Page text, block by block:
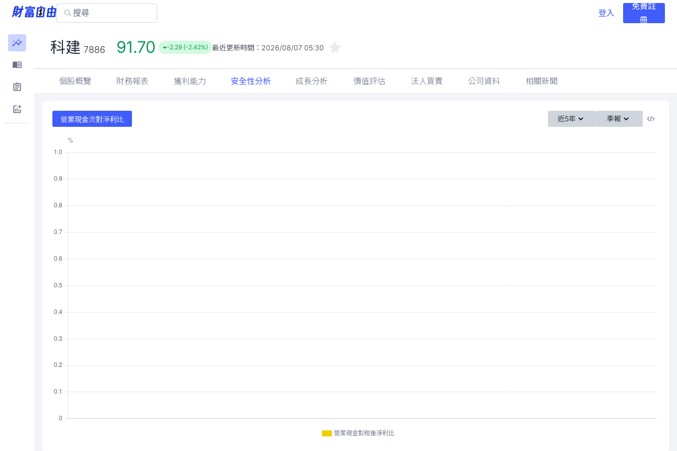
登入
免費註
冊
科建 7886 91.70 -2.29 (-2.42%) 最近更新時間： 2026/08/07 05:30
個股概覽 財務報表 獲利能力 安全性分析 成長分析 價值評估 法人買賣 公司資料 相關新聞
營業現金流對淨利比 近5年 季報
營業現金對稅後淨利比